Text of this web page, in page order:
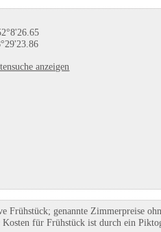
anzeigen
Frühstück; genannte Zimmerpreise
für Frühstück ist durch ein